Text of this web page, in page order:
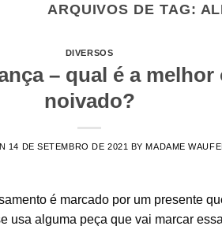
ARQUIVOS DE TAG:
DIVERSOS
– qual é a melhor
noivado?
14 DE SETEMBRO DE 2021 BYMADAME
é marcado por um presente
usa alguma peça que vai marcar